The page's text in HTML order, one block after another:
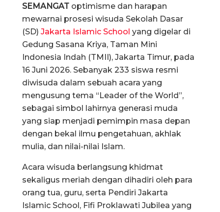
SEMANGAT optimisme dan harapan
mewarnai prosesi wisuda Sekolah Dasar
(SD) Jakarta Islamic School yang digelar di
Gedung Sasana Kriya, Taman Mini
Indonesia Indah (TMII), Jakarta Timur, pada
16 Juni 2026. Sebanyak 233 siswa resmi
diwisuda dalam sebuah acara yang
mengusung tema “Leader of the World”,
sebagai simbol lahirnya generasi muda
yang siap menjadi pemimpin masa depan
dengan bekal ilmu pengetahuan, akhlak
mulia, dan nilai-nilai Islam.
Acara wisuda berlangsung khidmat
sekaligus meriah dengan dihadiri oleh para
orang tua, guru, serta Pendiri Jakarta
Islamic School, Fifi Proklawati Jubilea yang